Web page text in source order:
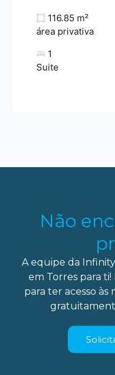
116.85 m²
área privativa
1
Suite
Não
A equipe da
em Torres para
para ter acesso